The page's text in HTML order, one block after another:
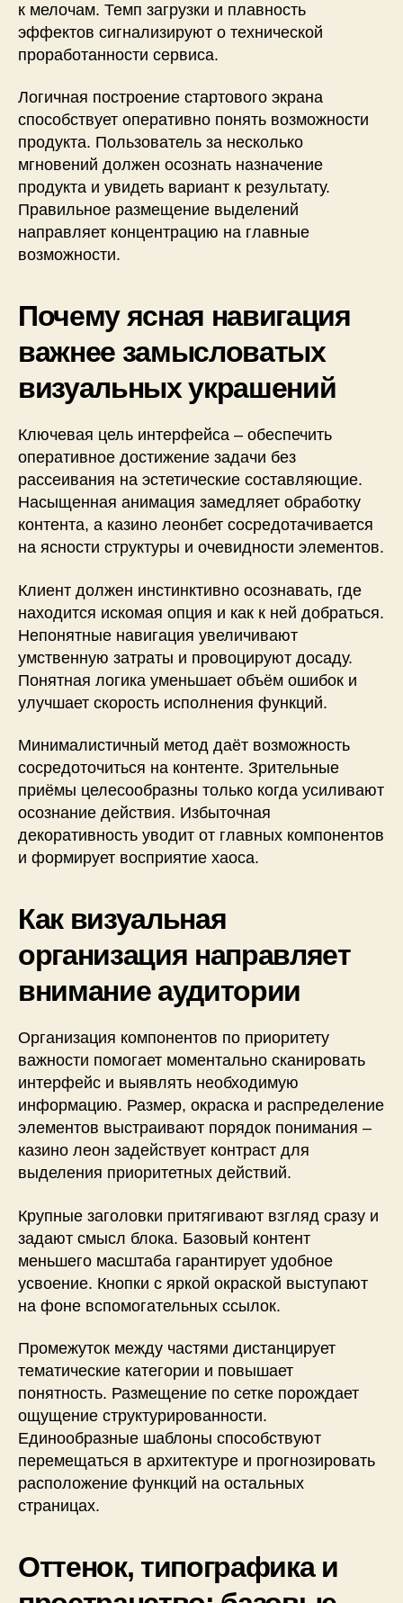
к мелочам. Темп загрузки и плавность
эффектов сигнализируют о технической
проработанности сервиса.
Логичная построение стартового экрана
способствует оперативно понять возможности
продукта. Пользователь за несколько
мгновений должен осознать назначение
продукта и увидеть вариант к результату.
Правильное размещение выделений
направляет концентрацию на главные
возможности.
Почему ясная навигация
важнее замысловатых
визуальных украшений
Ключевая цель интерфейса – обеспечить
оперативное достижение задачи без
рассеивания на эстетические составляющие.
Насыщенная анимация замедляет обработку
контента, а казино леонбет сосредотачивается
на ясности структуры и очевидности элементов.
Клиент должен инстинктивно осознавать, где
находится искомая опция и как к ней добраться.
Непонятные навигация увеличивают
умственную затраты и провоцируют досаду.
Понятная логика уменьшает объём ошибок и
улучшает скорость исполнения функций.
Минималистичный метод даёт возможность
сосредоточиться на контенте. Зрительные
приёмы целесообразны только когда усиливают
осознание действия. Избыточная
декоративность уводит от главных компонентов
и формирует восприятие хаоса.
Как визуальная
организация направляет
внимание аудитории
Организация компонентов по приоритету
важности помогает моментально сканировать
интерфейс и выявлять необходимую
информацию. Размер, окраска и распределение
элементов выстраивают порядок понимания –
казино леон задействует контраст для
выделения приоритетных действий.
Крупные заголовки притягивают взгляд сразу и
задают смысл блока. Базовый контент
меньшего масштаба гарантирует удобное
усвоение. Кнопки с яркой окраской выступают
на фоне вспомогательных ссылок.
Промежуток между частями дистанцирует
тематические категории и повышает
понятность. Размещение по сетке порождает
ощущение структурированности.
Единообразные шаблоны способствуют
перемещаться в архитектуре и прогнозировать
расположение функций на остальных
страницах.
Оттенок, типографика и